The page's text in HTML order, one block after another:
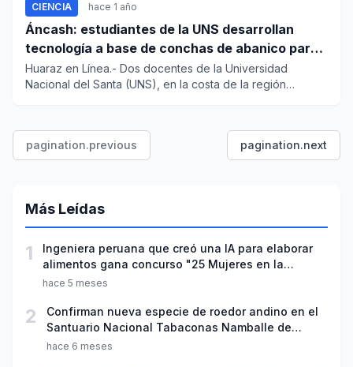
CIENCIA hace 1 año
Áncash: estudiantes de la UNS desarrollan
tecnología a base de conchas de abanico para
reducir contaminación
Huaraz en Línea.- Dos docentes de la Universidad
Nacional del Santa (UNS), en la costa de la región
pagination.previous pagination.next
Más Leídas
1
Ingeniera peruana que creó una IA para elaborar
alimentos gana concurso "25 Mujeres en la
Ciencia"
hace 5 meses
2
Confirman nueva especie de roedor andino en el
Santuario Nacional Tabaconas Namballe de
Cajamarca
hace 6 meses